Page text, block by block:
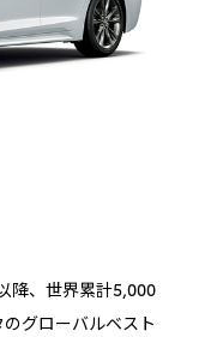
降、世界累計5,000
グローバルベスト